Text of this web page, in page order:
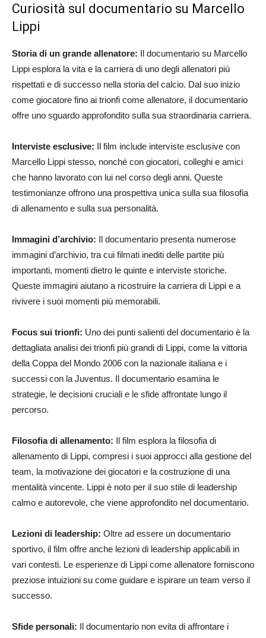
Curiosità sul documentario su Marcello
Lippi
Storia di un grande allenatore: Il documentario su Marcello
Lippi esplora la vita e la carriera di uno degli allenatori più
rispettati e di successo nella storia del calcio. Dal suo inizio
come giocatore fino ai trionfi come allenatore, il documentario
offre uno sguardo approfondito sulla sua straordinaria carriera.
Interviste esclusive: Il film include interviste esclusive con
Marcello Lippi stesso, nonché con giocatori, colleghi e amici
che hanno lavorato con lui nel corso degli anni. Queste
testimonianze offrono una prospettiva unica sulla sua filosofia
di allenamento e sulla sua personalità.
Immagini d’archivio: Il documentario presenta numerose
immagini d’archivio, tra cui filmati inediti delle partite più
importanti, momenti dietro le quinte e interviste storiche.
Queste immagini aiutano a ricostruire la carriera di Lippi e a
rivivere i suoi momenti più memorabili.
Focus sui trionfi: Uno dei punti salienti del documentario è la
dettagliata analisi dei trionfi più grandi di Lippi, come la vittoria
della Coppa del Mondo 2006 con la nazionale italiana e i
successi con la Juventus. Il documentario esamina le
strategie, le decisioni cruciali e le sfide affrontate lungo il
percorso.
Filosofia di allenamento: Il film esplora la filosofia di
allenamento di Lippi, compresi i suoi approcci alla gestione del
team, la motivazione dei giocatori e la costruzione di una
mentalità vincente. Lippi è noto per il suo stile di leadership
calmo e autorevole, che viene approfondito nel documentario.
Lezioni di leadership: Oltre ad essere un documentario
sportivo, il film offre anche lezioni di leadership applicabili in
vari contesti. Le esperienze di Lippi come allenatore forniscono
preziose intuizioni su come guidare e ispirare un team verso il
successo.
Sfide personali: Il documentario non evita di affrontare i